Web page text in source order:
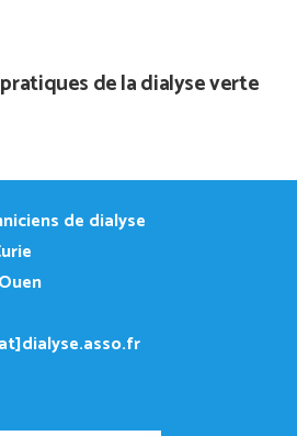
de la dialyse verte
de dialyse